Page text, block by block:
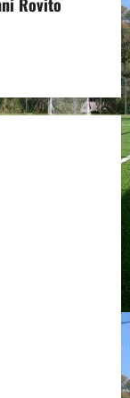
Rovito